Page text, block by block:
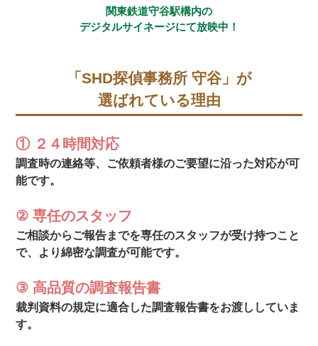
関東鉄道守谷駅構内の
デジタルサイネージにて放映中！
「SHD探偵事務所 守谷」が
選ばれている理由
① ２４時間対応
調査時の連絡等、ご依頼者様のご要望に沿った対応が可
能です。
② 専任のスタッフ
ご相談からご報告までを専任のスタッフが受け持つこと
で、より綿密な調査が可能です。
③ 高品質の調査報告書
裁判資料の規定に適合した調査報告書をお渡ししていま
す。